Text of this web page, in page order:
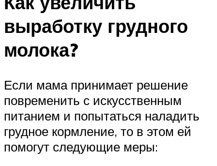
выработку грудного
молока?
Если мама принимает решение
повременить с искусственным
питанием и попытаться наладить
грудное кормление, то в этом ей
помогут следующие меры: